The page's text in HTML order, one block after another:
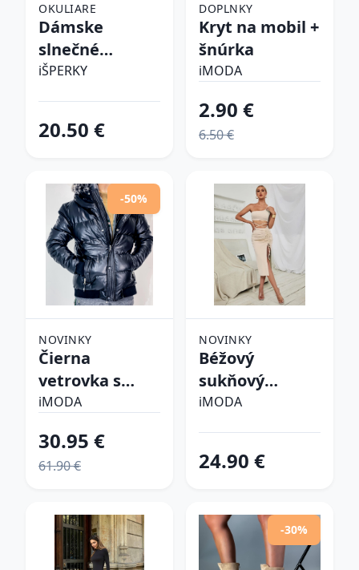
OKULIARE
Dámske
slnečné
okuliare
iŠPERKY
20.50 €
DOPLNKY
Kryt na mobil +
šnúrka
iMODA
2.90 €
6.50 €
-50%
NOVINKY
Čierna
vetrovka s
kapucňou
iMODA
30.95 €
61.90 €
NOVINKY
Béžový
sukňový
komplet
iMODA
24.90 €
-30%